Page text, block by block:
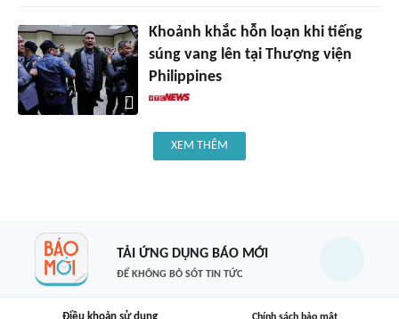
Khoảnh khắc hỗn loạn khi tiếng
súng vang lên tại Thượng viện
Philippines
XEM THÊM
TẢI ỨNG DỤNG BÁO MỚI
ĐỂ KHÔNG BỎ SÓT TIN TỨC